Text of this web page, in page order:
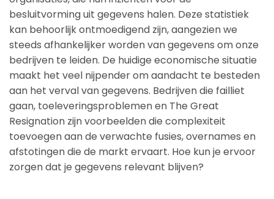
besluitvorming uit gegevens halen. Deze statistiek
kan behoorlijk ontmoedigend zijn, aangezien we
steeds afhankelijker worden van gegevens om onze
bedrijven te leiden. De huidige economische situatie
maakt het veel nijpender om aandacht te besteden
aan het verval van gegevens. Bedrijven die failliet
gaan, toeleveringsproblemen en The Great
Resignation zijn voorbeelden die complexiteit
toevoegen aan de verwachte fusies, overnames en
afstotingen die de markt ervaart. Hoe kun je ervoor
zorgen dat je gegevens relevant blijven?